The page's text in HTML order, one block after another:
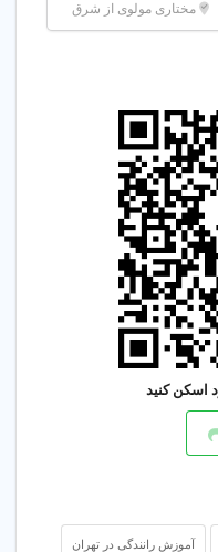
مختاری مولوی از شرق
اسکن کنید
آموزش رانندگی در تهران